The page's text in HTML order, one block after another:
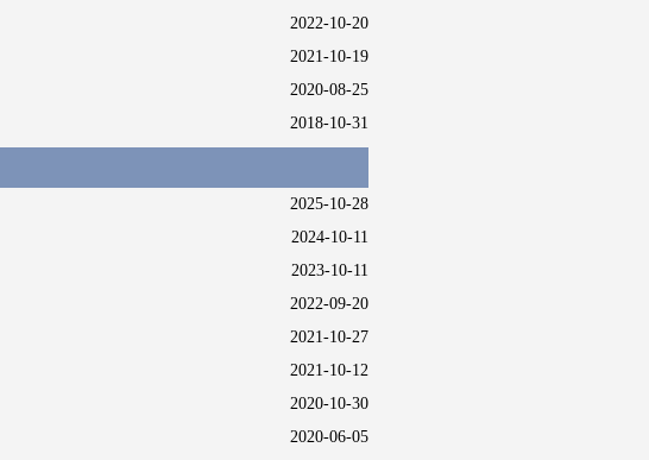
2022-10-20
2021-10-19
2020-08-25
2018-10-31
2025-10-28
2024-10-11
2023-10-11
2022-09-20
2021-10-27
2021-10-12
2020-10-30
2020-06-05